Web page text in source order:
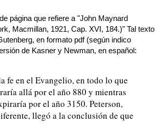
página que refiere a "John Maynard
Macmillan, 1921, Cap. XVI, 184.)" Tal texto
en formato pdf (según indico
de Kasner y Newman, en español:
fe en el Evangelio, en todo lo que
allá por el año 880 y mientras
por el año 3150. Peterson,
llegó a la conclusión de que